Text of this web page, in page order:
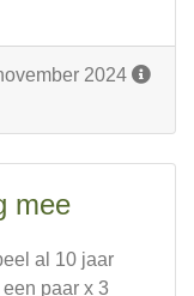
2024
mee
al 10 jaar
paar x 3